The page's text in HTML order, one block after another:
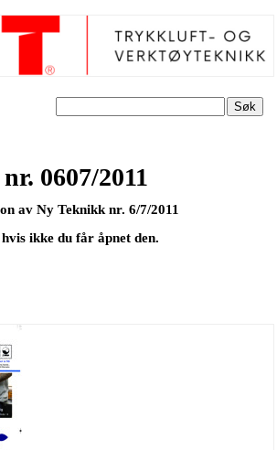
Søk
0607/2011
av Ny Teknikk nr. 6/7/2011
hvis ikke du får åpnet den.